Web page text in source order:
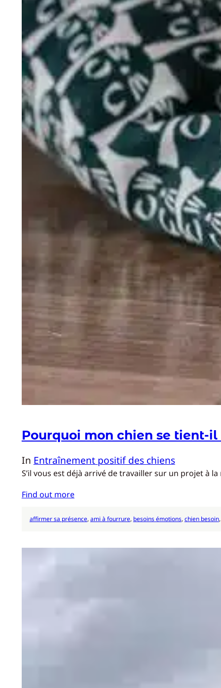
Pourquoi mon chien se tient-il
In Entraînement positif des chiens
S’il vous est déjà arrivé de travailler sur un projet à
Find out more
affirmer sa présence, ami à fourrure, besoins émotions, chien besoin